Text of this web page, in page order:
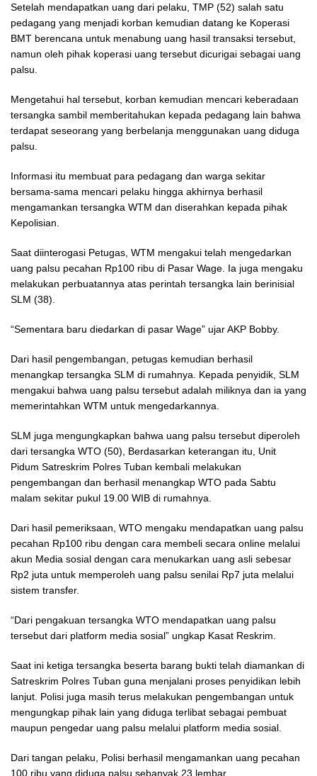
Setelah mendapatkan uang dari pelaku, TMP (52) salah satu
pedagang yang menjadi korban kemudian datang ke Koperasi
BMT berencana untuk menabung uang hasil transaksi tersebut,
namun oleh pihak koperasi uang tersebut dicurigai sebagai uang
palsu.
Mengetahui hal tersebut, korban kemudian mencari keberadaan
tersangka sambil memberitahukan kepada pedagang lain bahwa
terdapat seseorang yang berbelanja menggunakan uang diduga
palsu.
Informasi itu membuat para pedagang dan warga sekitar
bersama-sama mencari pelaku hingga akhirnya berhasil
mengamankan tersangka WTM dan diserahkan kepada pihak
Kepolisian.
Saat diinterogasi Petugas, WTM mengakui telah mengedarkan
uang palsu pecahan Rp100 ribu di Pasar Wage. Ia juga mengaku
melakukan perbuatannya atas perintah tersangka lain berinisial
SLM (38).
“Sementara baru diedarkan di pasar Wage” ujar AKP Bobby.
Dari hasil pengembangan, petugas kemudian berhasil
menangkap tersangka SLM di rumahnya. Kepada penyidik, SLM
mengakui bahwa uang palsu tersebut adalah miliknya dan ia yang
memerintahkan WTM untuk mengedarkannya.
SLM juga mengungkapkan bahwa uang palsu tersebut diperoleh
dari tersangka WTO (50), Berdasarkan keterangan itu, Unit
Pidum Satreskrim Polres Tuban kembali melakukan
pengembangan dan berhasil menangkap WTO pada Sabtu
malam sekitar pukul 19.00 WIB di rumahnya.
Dari hasil pemeriksaan, WTO mengaku mendapatkan uang palsu
pecahan Rp100 ribu dengan cara membeli secara online melalui
akun Media sosial dengan cara menukarkan uang asli sebesar
Rp2 juta untuk memperoleh uang palsu senilai Rp7 juta melalui
sistem transfer.
“Dari pengakuan tersangka WTO mendapatkan uang palsu
tersebut dari platform media sosial” ungkap Kasat Reskrim.
Saat ini ketiga tersangka beserta barang bukti telah diamankan di
Satreskrim Polres Tuban guna menjalani proses penyidikan lebih
lanjut. Polisi juga masih terus melakukan pengembangan untuk
mengungkap pihak lain yang diduga terlibat sebagai pembuat
maupun pengedar uang palsu melalui platform media sosial.
Dari tangan pelaku, Polisi berhasil mengamankan uang pecahan
100 ribu yang diduga palsu sebanyak 23 lembar.